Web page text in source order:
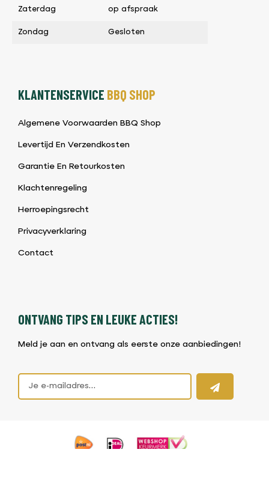
Zaterdag op afspraak
Zondag Gesloten
KLANTENSERVICE BBQ SHOP
Algemene Voorwaarden BBQ Shop
Levertijd En Verzendkosten
Garantie En Retourkosten
Klachtenregeling
Herroepingsrecht
Privacyverklaring
Contact
ONTVANG TIPS EN LEUKE ACTIES!
Meld je aan en ontvang als eerste onze aanbiedingen!